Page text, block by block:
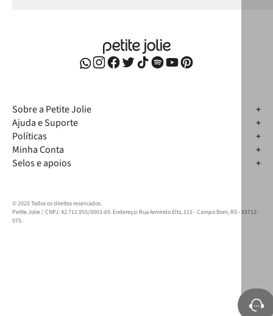
Sobre a Petite Jolie
Ajuda e Suporte
Políticas
Minha Conta
Selos e apoios
© 2025 Todos os direitos reservados.
Petite Jolie / CNPJ: 42.711.955/0003-69. Endereço: Rua Armindo Eltz, 115 - Campo Bom, RS - 93712-
075.